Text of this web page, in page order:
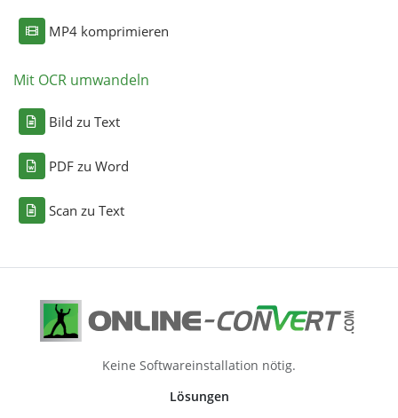
MP4 komprimieren
Mit OCR umwandeln
Bild zu Text
PDF zu Word
Scan zu Text
Keine Softwareinstallation nötig.
Lösungen